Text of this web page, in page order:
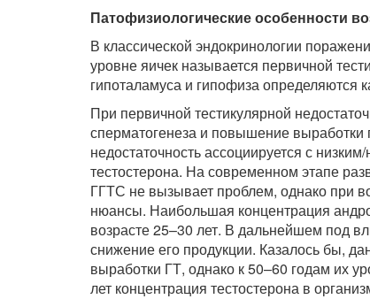
Патофизиологические особенности
В классической эндокринологии
уровне яичек называется первичной
гипоталамуса и гипофиза определяются
При первичной тестикулярной
сперматогенеза и повышение выработки
недостаточность ассоциируется с
тестостерона. На современном этапе
ГГТС не вызывает проблем, однако при
нюансы. Наибольшая концентрация
возрасте 25–30 лет. В дальнейшем под
снижение его продукции. Казалось бы,
выработки ГТ, однако к 50–60 годам их
лет концентрация тестостерона в